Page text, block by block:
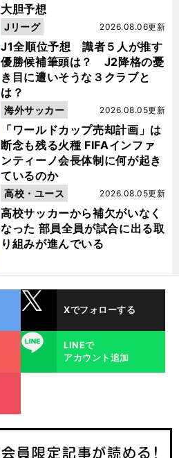
大胆予想
J1全順位予想 識者５人が推す
優勝候補筆頭は？ J2降格の憂
き目に遭いそうな３クラブと
は？
2026.08.06更新
Jリーグ
「ワールドカップ売却計画」は
断念も残る火種 FIFAインファ
ンティーノ会長体制に何が起き
ているのか
2026.08.05更新
海外サッカー
高校サッカーから補欠がいなく
なった 部員全員が試合に出る取
り組みが進んでいる
2026.08.05更新
高校・ユース
Xでフォローする
LINE
LINEで
アカウント追加